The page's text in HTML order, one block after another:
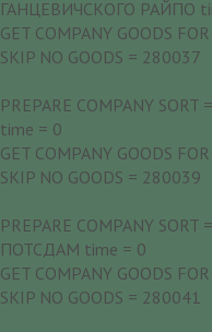
ГАНЦЕВИЧСКОГО РАЙПО
GET COMPANY GOODS
SKIP NO GOODS = 280037
PREPARE COMPANY
time = 0
GET COMPANY GOODS
SKIP NO GOODS = 280039
PREPARE COMPANY
ПОТСДАМ time = 0
GET COMPANY GOODS
SKIP NO GOODS = 280041